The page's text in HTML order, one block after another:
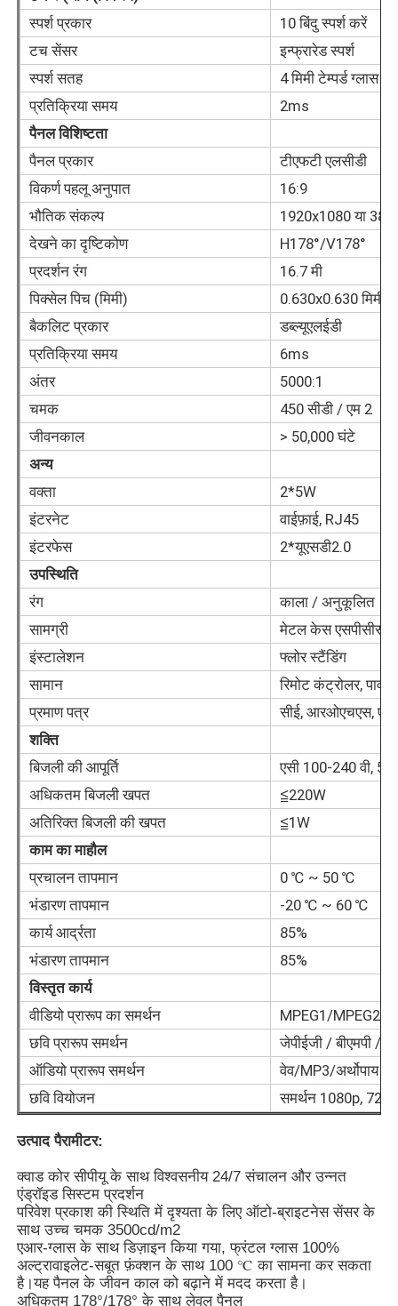
हमारे बारे में
फैक्टरी यात्रा
गुणवत्ता नियंत्रण
हमसे संपर्क करें
एक बोली का अनुरोध
इंटरएक्टिव डिजिटल ब्लैकबोर्ड
शिक्षा इंटरएक्टिव व्हाइटबोर्ड
स्मार्ट नैनो ब्लैकबोर्ड
मीटिंग रूम इंटरएक्टिव डिस्प्ले
डिजिटल इंटरएक्टिव स्मार्ट बोर्ड
लंबवत डिजिटल साइनेज
फ्लोर स्टैंडिंग इंटरएक्टिव कियोस्क
इंटरैक्टिव फ्लैट पैनल
क्षैतिज टच स्क्रीन कियोस्क
आईआर इंटरएक्टिव व्हाइटबोर्ड
बुद्धिमान ब्लैकबोर्ड
सम्मेलन इंटरएक्टिव फ्लैट पैनल
स्पर्श प्रकार
10 बिंदु स्पर्श करें
टच सेंसर
इन्फ्रारेड स्पर्श
स्पर्श सतह
4 मिमी टेम्पर्ड ग्लास
प्रतिक्रिया समय
2ms
पैनल विशिष्टता
पैनल प्रकार
टीएफटी एलसीडी
विकर्ण पहलू अनुपात
16:9
भौतिक संकल्प
1920x1080 या
देखने का दृष्टिकोण
H178°/V178°
प्रदर्शन रंग
16.7 मी
पिक्सेल पिच (मिमी)
0.630x0.630 मिमी
बैकलिट प्रकार
डब्ल्यूएलईडी
प्रतिक्रिया समय
6ms
अंतर
5000:1
चमक
450 सीडी / एम 2
जीवनकाल
> 50,000 घंटे
अन्य
वक्ता
2*5W
इंटरनेट
वाईफ़ाई, RJ45
इंटरफेस
2*यूएसडी2.0
उपस्थिति
रंग
काला / अनुकूलित
सामग्री
मेटल केस एसपीसीसी +
इंस्टालेशन
फ्लोर स्टैंडिंग
सामान
रिमोट कंट्रोलर,
प्रमाण पत्र
सीई, आरओएचएस,
शक्ति
बिजली की आपूर्ति
एसी 100-240 वी,
अधिकतम बिजली खपत
≦220W
अतिरिक्त बिजली की खपत
≦1W
काम का माहौल
प्रचालन तापमान
0 ℃ ~ 50 ℃
भंडारण तापमान
-20 ℃ ~ 60 ℃
कार्य आर्द्रता
85%
भंडारण तापमान
85%
विस्तृत कार्य
वीडियो प्रारूप का समर्थन
MPEG1/MPEG2/
छवि प्रारूप समर्थन
जेपीईजी / बीएमपी /
ऑडियो प्रारूप समर्थन
वेव/MP3/अर्थोपाय
छवि वियोजन
समर्थन 1080p,
उत्पाद पैरामीटर:
क्वाड कोर सीपीयू के साथ विश्वसनीय 24/7 संचालन और उन्नत
एंड्रॉइड सिस्टम प्रदर्शन
परिवेश प्रकाश की स्थिति में दृश्यता के लिए ऑटो-ब्राइटनेस सेंसर के
साथ उच्च चमक 3500cd/m2
एआर-ग्लास के साथ डिज़ाइन किया गया, फ्रंटल ग्लास 100%
अल्ट्रावाइलेट-सबूत फ़ंक्शन के साथ 100 ℃ का सामना कर सकता
है।यह पैनल के जीवन काल को बढ़ाने में मदद करता है।
अधिकतम 178°/178° के साथ लेवल पैनल